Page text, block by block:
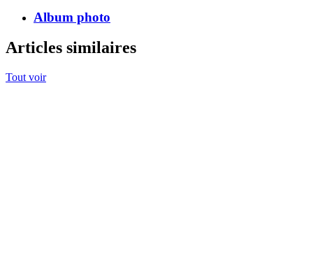
Album photo
Articles similaires
Tout voir